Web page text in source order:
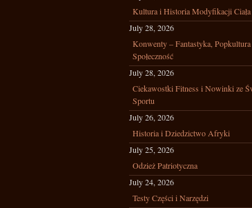
Kultura i Historia Modyfikacji Ciała
July 28, 2026
Konwenty – Fantastyka,
Społeczność
July 28, 2026
Ciekawostki Fitness i Nowinki ze
Sportu
July 26, 2026
Historia i Dziedzictwo Afryki
July 25, 2026
Odzież Patriotyczna
July 24, 2026
Testy Części i Narzędzi